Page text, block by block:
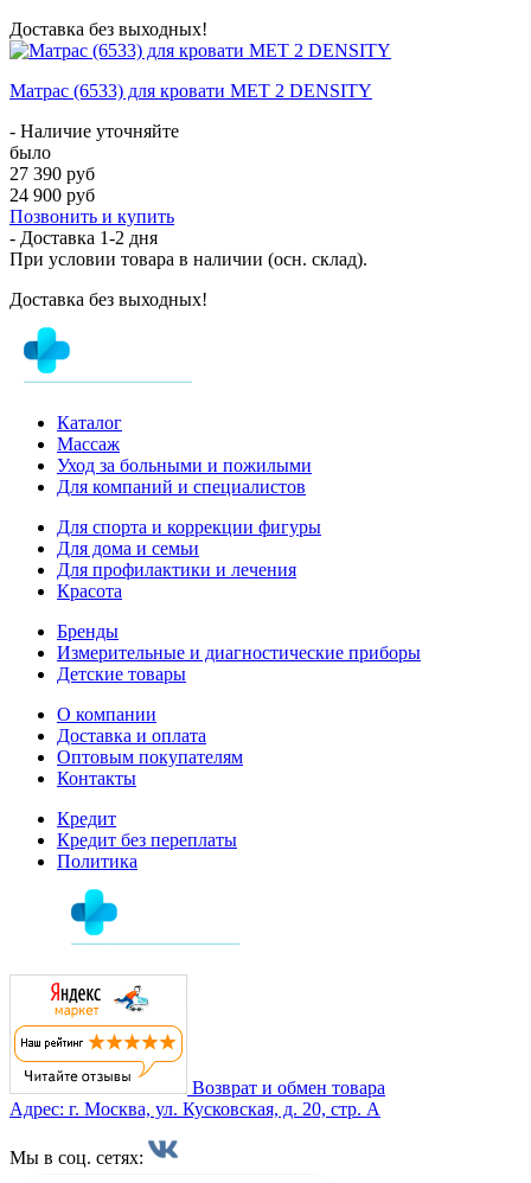
Доставка без выходных!
Матрас (6533) для кровати MET 2 DENSITY
- Наличие уточняйте
было
27 390 руб
24 900 руб
Позвонить и купить
- Доставка 1-2 дня
При условии товара в наличии (осн. склад).
Доставка без выходных!
Каталог
Массаж
Уход за больными и пожилыми
Для компаний и специалистов
Для спорта и коррекции фигуры
Для дома и семьи
Для профилактики и лечения
Красота
Бренды
Измерительные и диагностические приборы
Детские товары
О компании
Доставка и оплата
Оптовым покупателям
Контакты
Кредит
Кредит без переплаты
Политика
Возврат и обмен товара
Адрес: г. Москва, ул. Кусковская, д. 20, стр. А
Мы в соц. сетях: